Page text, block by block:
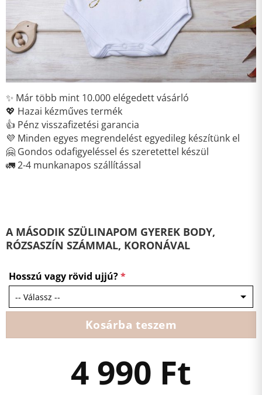
✨ Már több mint 10.000 elégedett vásárló
💖 Hazai kézműves termék
👍 Pénz visszafizetési garancia
💜 Minden egyes megrendelést egyedileg készítünk el
🤗 Gondos odafigyeléssel és szeretettel készül
🚛 2-4 munkanapos szállítással
A MÁSODIK SZÜLINAPOM GYEREK BODY,
RÓZSASZÍN SZÁMMAL, KORONÁVAL
Hosszú vagy rövid ujjú?*
Kosárba teszem
4 990 Ft